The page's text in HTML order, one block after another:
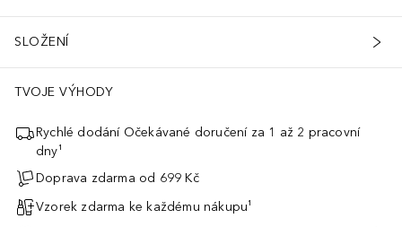
SLOŽENÍ
TVOJE VÝHODY
Rychlé dodání Očekávané doručení za 1 až 2 pracovní
dny¹
Doprava zdarma od 699 Kč
Vzorek zdarma ke každému nákupu¹